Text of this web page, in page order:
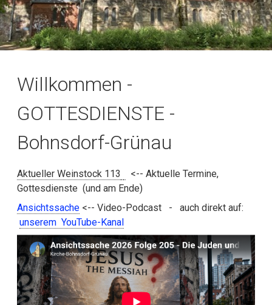
Willkommen -
GOTTESDIENSTE -
Bohnsdorf-Grünau
Aktueller Weinstock 113
<-- Aktuelle Termine,
Gottesdienste (und am Ende)
Ansichtssache <-- Video-Podcast - auch direkt auf:
unserem YouTube-Kanal